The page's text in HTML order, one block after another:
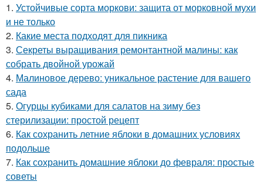
1. Устойчивые сорта моркови: защита от морковной мухи
и не только
2. Какие места подходят для пикника
3. Секреты выращивания ремонтантной малины: как
собрать двойной урожай
4. Малиновое дерево: уникальное растение для вашего
сада
5. Огурцы кубиками для салатов на зиму без
стерилизации: простой рецепт
6. Как сохранить летние яблоки в домашних условиях
подольше
7. Как сохранить домашние яблоки до февраля: простые
советы